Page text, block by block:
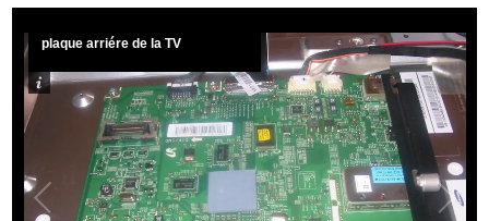
plaque arriére de la TV